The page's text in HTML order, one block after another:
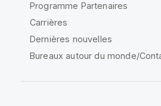
Programme Partenaires
Carrières
Dernières nouvelles
Bureaux autour du monde/